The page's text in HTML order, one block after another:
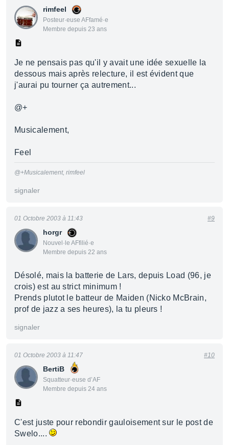
rimfeel
Posteur·euse AFfamé·e
Membre depuis 23 ans
Je ne pensais pas qu'il y avait une idée sexuelle la
dessous mais après relecture, il est évident que
j'aurai pu tourner ça autrement...
@+
Musicalement,
Feel
@+Musicalement, rimfeel
signaler
horgr
Nouvel·le AFfilié·e
Membre depuis 22 ans
01 Octobre 2003 à 11:43 #9
Désolé, mais la batterie de Lars, depuis Load (96, je
crois) est au strict minimum !
Prends plutot le batteur de Maiden (Nicko McBrain,
prof de jazz a ses heures), la tu pleurs !
signaler
BertiB
Squatteur·euse d’AF
Membre depuis 24 ans
01 Octobre 2003 à 11:47 #10
C'est juste pour rebondir gauloisement sur le post de
Swelo....